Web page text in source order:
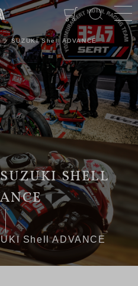
ラ SUZUKI Shell ADVANCE
Shell ADVANCE